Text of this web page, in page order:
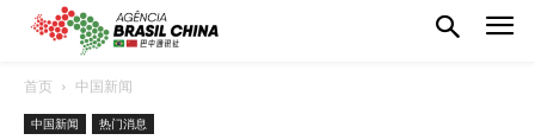
首页 中国新闻
中国新闻 热门消息